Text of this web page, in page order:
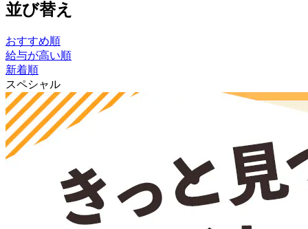
並び替え
おすすめ順
給与が高い順
新着順
スペシャル